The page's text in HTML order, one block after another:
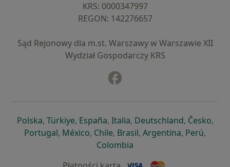
KRS: ⁠0000347997
REGON: ⁠142276657
Sąd Rejonowy dla m.st. Warszawy w Warszawie XII
Wydział Gospodarczy KRS
Polskaotwiera się w nowej karcie
, Türkiyeotwiera się w nowej karcie
, Españaotwiera się w nowej karcie
, Italiaotwiera się w nowej
, Deutschlandotwiera się
, Česko,
Portugalotwiera się w nowej karcie
, Méxicootwiera się w nowej karcie
, Chileotwiera się w nowej karcie
, Brasilotwiera się w nowej
, Argentinaotwiera się
, Perú,
Colombia